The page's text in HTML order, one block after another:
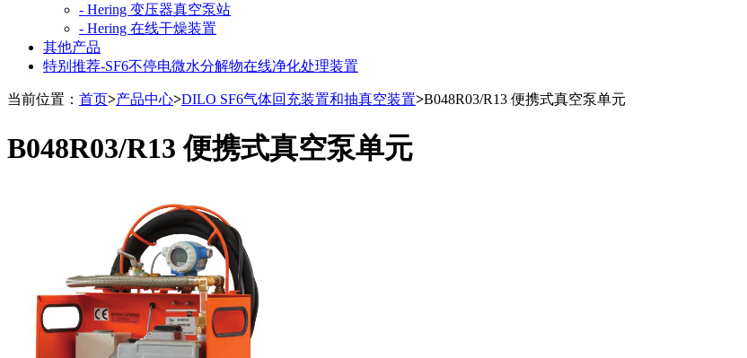
- Hering 变压器真空泵站
- Hering 在线干燥装置
其他产品
特别推荐-SF6不停电微水分解物在线净化处理装置
当前位置： 首页>产品中心>DILO SF6气体回充装置和抽真空装置>B048R03/R13 便携式真空泵单元
B048R03/R13 便携式真空泵单元